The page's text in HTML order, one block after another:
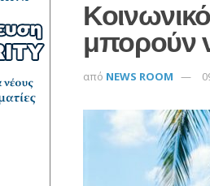
μπορούν
από NEWS ROOM